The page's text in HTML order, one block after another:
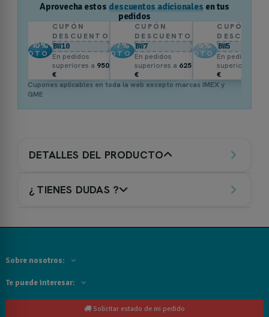
Aprovecha estos descuentos adicionales en tus
pedidos
10%
DTO.
CUPÓN
DESCUENTO
BW10
En pedidos
superiores a 950
€
7%
DTO.
CUPÓN
DESCUENTO
BW7
En pedidos
superiores a 625
€
5%
DTO.
CUPÓN
BW5
En pedidos
superiores a
€
Cupones aplicables en toda la web excepto marcas IMEX y
GME
DETALLES DEL PRODUCTO
¿ TIENES DUDAS ?
Sobre nosotros:
Te puede interesar:
Solicitar estado de mi pedido